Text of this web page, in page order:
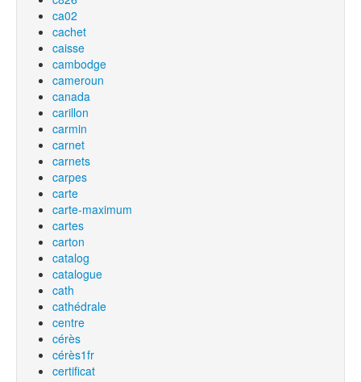
ca02
cachet
caisse
cambodge
cameroun
canada
carillon
carmin
carnet
carnets
carpes
carte
carte-maximum
cartes
carton
catalog
catalogue
cath
cathédrale
centre
cérès
cérès1fr
certificat